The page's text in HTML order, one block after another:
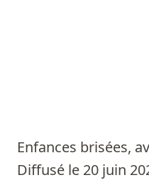
Enfances brisées,
Diffusé le 20 juin
Sources